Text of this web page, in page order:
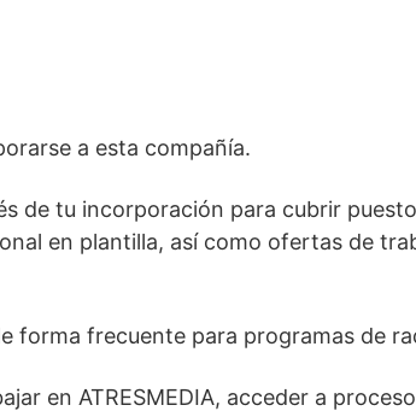
a esta compañía.
de tu incorporación para cubrir
en plantilla, así como ofertas de
forma frecuente para programas de
en ATRESMEDIA, acceder a